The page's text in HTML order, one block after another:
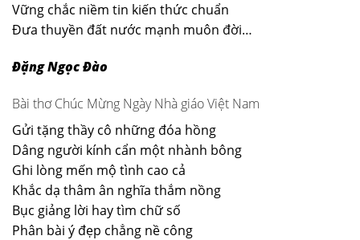
Vững chắc niềm tin kiến thức chuẩn
Đưa thuyền đất nước mạnh muôn đời…
Đặng Ngọc Đào
Bài thơ Chúc Mừng Ngày Nhà giáo Việt Nam
Gửi tặng thầy cô những đóa hồng
Dâng người kính cẩn một nhành bông
Ghi lòng mến mộ tình cao cả
Khắc dạ thâm ân nghĩa thắm nồng
Bục giảng lời hay tìm chữ số
Phân bài ý đẹp chẳng nề công